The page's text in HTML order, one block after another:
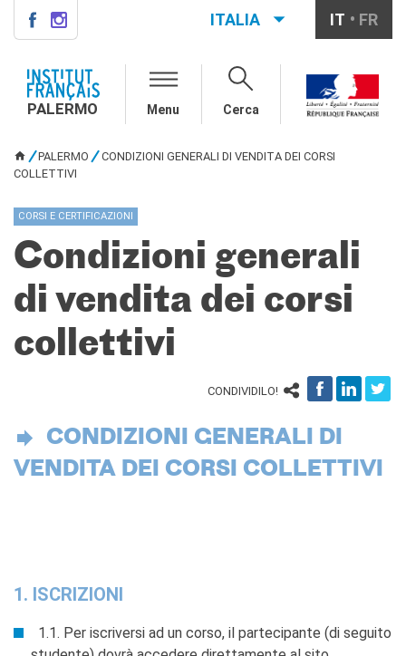
INSTITUT FRANÇAIS
PALERMO
Informazioni utili
CORSI
Francese generale
Conversazione
Corsi su misura
Rendez-vous avec le
Corsi di preparazione DELF-
DALF
DELF-DALF
Altri test
Certificazioni
Laboratori
ITALIA IT FR
PALERMO Menu Cerca
TU SEI QUI
PALERMO
CONDIZIONI GENERALI DI VENDITA DEI CORSI
COLLETTIVI
CORSI E CERTIFICAZIONI
Condizioni generali
di vendita dei corsi
collettivi
CONDIVIDILO!
CONDIZIONI GENERALI DI
VENDITA DEI CORSI COLLETTIVI
1. ISCRIZIONI
1.1. Per iscriversi ad un corso, il partecipante (di seguito